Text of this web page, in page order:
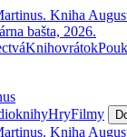
Knihovrátok
HryFilmy